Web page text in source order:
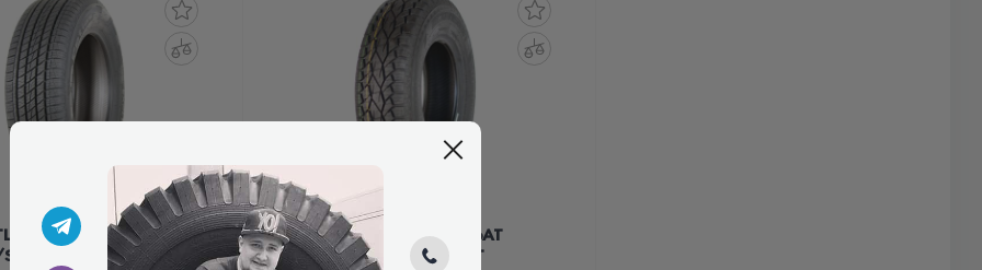
EXPLERO PT411
265/65 R17 112H
ECOVISION VI-286AT
265/65 R17 112T